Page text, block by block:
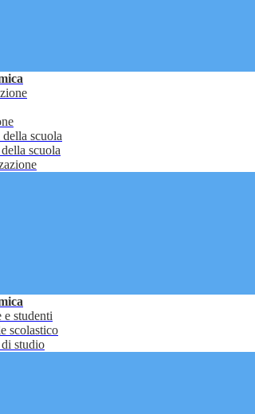
scuola
scuola
e studenti
scolastico
studio